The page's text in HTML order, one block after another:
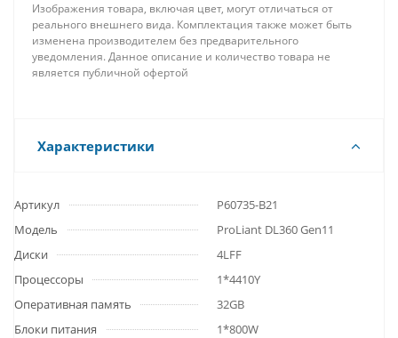
Изображения товара, включая цвет, могут отличаться от
реального внешнего вида. Комплектация также может быть
изменена производителем без предварительного
уведомления. Данное описание и количество товара не
является публичной офертой
Характеристики
Артикул
P60735-B21
Модель
ProLiant DL360 Gen11
Диски
4LFF
Процессоры
1*4410Y
Оперативная память
32GB
Блоки питания
1*800W